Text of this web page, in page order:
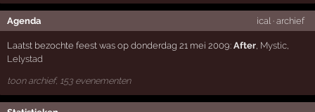
Agenda ical· archief
Laatst bezochte feest was op donderdag 21 mei 2009:After Mystic
Lelystad
toon archief, 153 evenementen